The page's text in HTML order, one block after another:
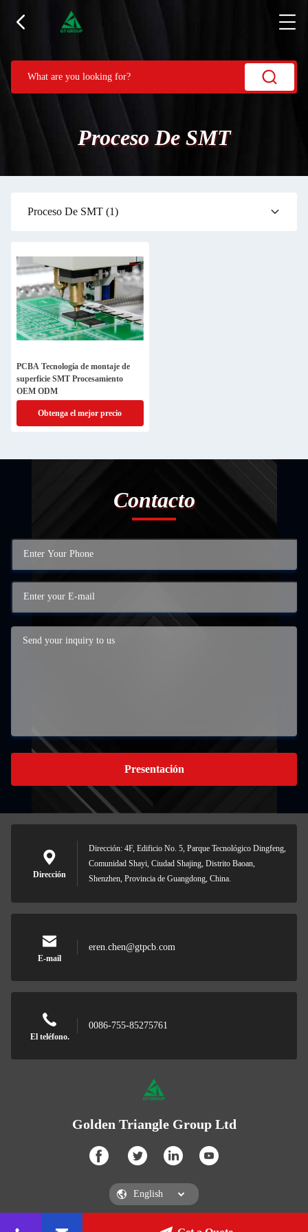
Proceso De SMT
Proceso De SMT (1)
PCBA Tecnología de montaje de
superficie SMT Procesamiento
OEM ODM
Obtenga el mejor precio
Contacto
Presentación
Dirección
Dirección: 4F, Edificio No. 5, Parque Tecnológico Dingfeng,
Comunidad Shayi, Ciudad Shajing, Distrito Baoan,
Shenzhen, Provincia de Guangdong, China.
E-mail
eren.chen@gtpcb.com
El teléfono.
0086-755-85275761
Golden Triangle Group Ltd